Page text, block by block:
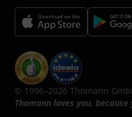
© 1996–2026 Thomann
Thomann loves you,